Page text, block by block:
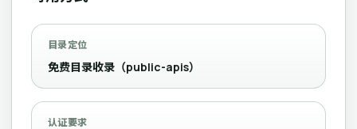
目录定位
免费目录收录（public-apis）
认证要求